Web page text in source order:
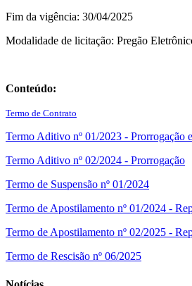
Fim da vigência: 30/04/2025
Modalidade de licitação: Pregão
Conteúdo:
Termo de Contrato
Termo Aditivo nº 01/2023 - Prorrogação
Termo Aditivo nº 02/2024 - Prorrogação
Termo de Suspensão nº 01/2024
Termo de Apostilamento nº 01/2024 -
Termo de Apostilamento nº 02/2025 -
Termo de Rescisão nº 06/2025